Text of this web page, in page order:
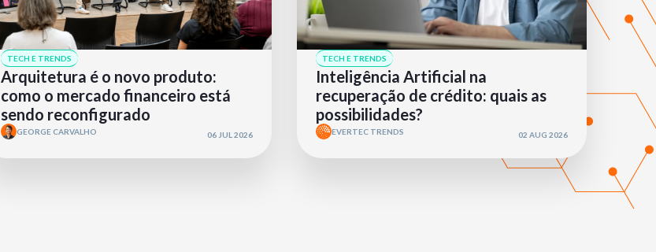
TECH E TRENDS
Arquitetura é o novo produto:
como o mercado financeiro está
sendo reconfigurado
GEORGE CARVALHO 06 JUL 2026
TECH E TRENDS
Inteligência Artificial na
recuperação de crédito: quais as
possibilidades?
EVERTEC TRENDS 02 AUG 2026